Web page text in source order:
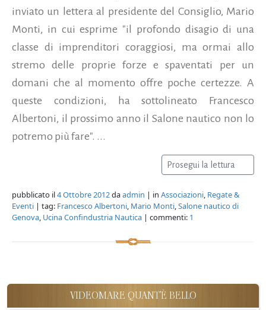
inviato un lettera al presidente del Consiglio, Mario
Monti, in cui esprime "il profondo disagio di una
classe di imprenditori coraggiosi, ma ormai allo
stremo delle proprie forze e spaventati per un
domani che al momento offre poche certezze. A
queste condizioni, ha sottolineato Francesco
Albertoni, il prossimo anno il Salone nautico non lo
potremo più fare". ...
Prosegui la lettura
pubblicato il4 Ottobre 2012daadmin | in Associazioni, Regate &
Eventi | tag: Francesco Albertoni, Mario Monti,Salone nautico di
Genova, Ucina Confindustria Nautica | commenti: 1
VIDEOMARE QUANT'È BELLO